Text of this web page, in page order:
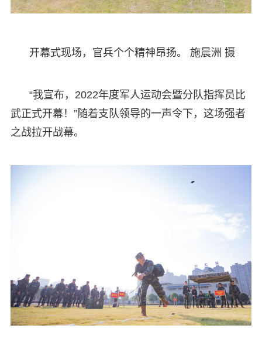
开幕式现场，官兵个个精神昂扬。 施晨洲 摄
“我宣布，2022年度军人运动会暨分队指挥员比
武正式开幕！”随着支队领导的一声令下，这场强者
之战拉开战幕。